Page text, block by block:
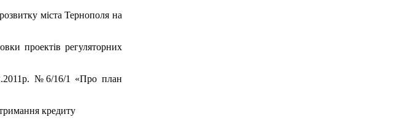
міста Тернополя на
проектів регуляторних
№6/16/1 «Про план
кредиту